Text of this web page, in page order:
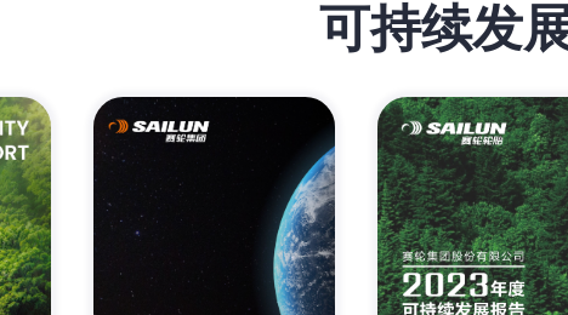
可持续发